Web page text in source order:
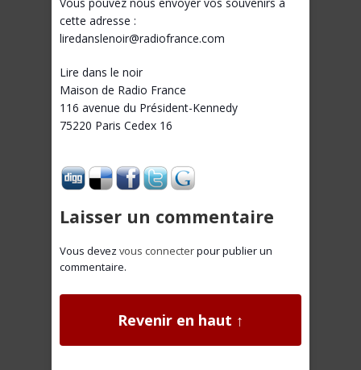
cette adresse :
liredanslenoir@radiofrance.com
Lire dans le noir
Maison de Radio France
116 avenue du Président-Kennedy
75220 Paris Cedex 16
Laisser un commentaire
Vous devez vous connecterpour publier un
commentaire.
Revenir en haut ↑